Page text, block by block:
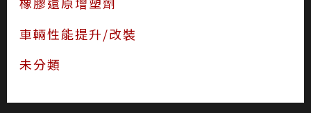
車輛性能提升/改裝
未分類